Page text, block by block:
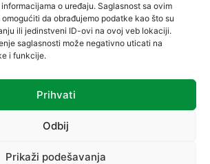
o uređaju. Saglasnost sa ovim
da obrađujemo podatke kao što su
ili jedinstveni ID-ovi na ovoj veb lokaciji.
saglasnosti može negativno uticati na
i funkcije.
Prihvati
Odbij
Prikaži podešavanja